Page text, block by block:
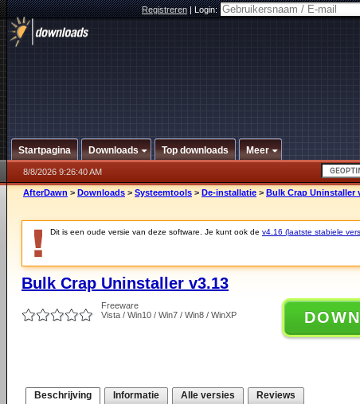
Registreren|Login:
Startpagina Downloads Top downloads Meer
8/8/2026 9:26:40 AM
AfterDawn > Downloads > Systeemtools > De-installatie > Bulk Crap Uninstaller
Dit is een oude versie van deze software. Je kunt ook de v4.16 (laatste stabiele
Bulk Crap Uninstaller v3.13
Freeware
Vista / Win10 / Win7 / Win8 / WinXP
Beschrijving Informatie Alle versies Reviews